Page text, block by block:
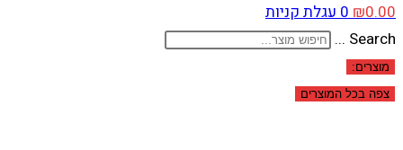
₪0.00
0עגלת קניות
Search ...
מוצרים:
צפה בכל המוצרים